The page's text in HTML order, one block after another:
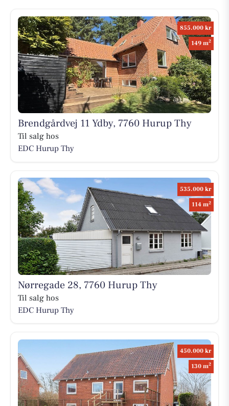
855.000 kr
149 m2
Brendgårdvej 11 Ydby, 7760 Hurup Thy
Til salg hos
EDC Hurup Thy
535.000 kr
114 m2
Nørregade 28, 7760 Hurup Thy
Til salg hos
EDC Hurup Thy
450.000 kr
130 m2